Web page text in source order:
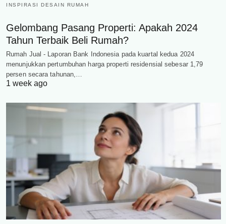
INSPIRASI DESAIN RUMAH
Gelombang Pasang Properti: Apakah 2024
Tahun Terbaik Beli Rumah?
Rumah Jual - Laporan Bank Indonesia pada kuartal kedua 2024
menunjukkan pertumbuhan harga properti residensial sebesar 1,79
persen secara tahunan,…
1 week ago